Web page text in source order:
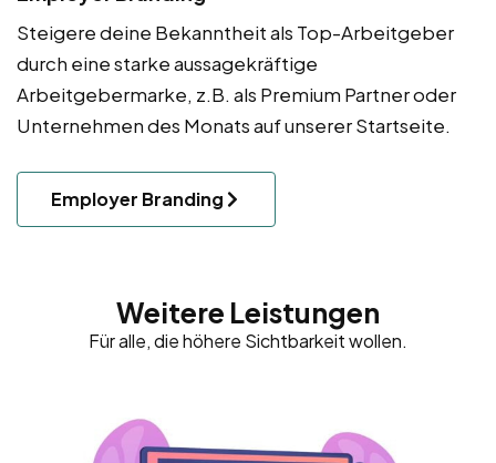
Steigere deine Bekanntheit als Top-Arbeitgeber
durch eine starke aussagekräftige
Arbeitgebermarke, z.B. als Premium Partner oder
Unternehmen des Monats auf unserer Startseite.
Employer Branding
Weitere Leistungen
Für alle, die höhere Sichtbarkeit wollen.